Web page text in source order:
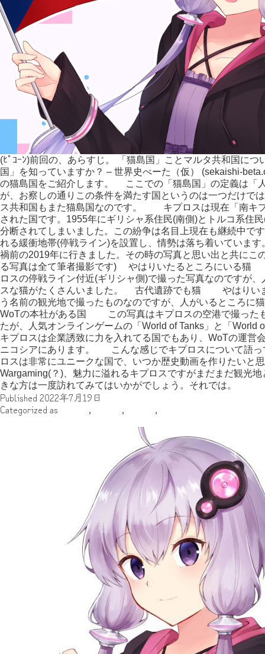
(ﾋﾟｺｰﾝ)前回の、あらすじ。 「猫島国」ことマルタ共和国に
国」を知っていますか？ – 世界史べーた（仮） (sekaishi-
の猫島国をご紹介します。 ここでの「猫島国」の定義は「
が、お察しの通りこの条件を満たす国というのは一つだけで
ス共和国もまた猫島国なのです。 キプロスは現在「南キ
された国です。1955年にギリシャ系住民(南側)とトルコ系住
分断されてしまいました。この紛争は名目上現在も継続中で
れる緩衝地帯(停戦ライン)を設置し、情勢は落ち着いていま
禍前の2019年に行きました。その時の写真と思い出と共にこ
る写真は全て筆者撮影です) やはりいたるところにいる猫
ロスの停戦ライン付近(ギリシャ側)で撮った写真なのですが
スな猫がたくさんいました。 古代遺跡でも猫 やはりいま
う名前の観光地で撮ったものなのですが、人がいるところ
WoTの本社がある国 この写真はキプロスの空港で撮った
たが、人気オンラインゲームの「World of Tanks」と「World
キプロスは企業誘致に力を入れてる国でもあり、WoTの運営
ニコシアにあります。 こんな感じでキプロスについて語っ
ロスは非常にユニークな国で、いつか歴史動画を作りたいと
Wargaming(？)、魅力に溢れるキプロスですがまだまだ観光
きな方は一度訪れてみてはいかがでしょう。それでは。
Published 2022年7月19日
Categorized as
, , ,